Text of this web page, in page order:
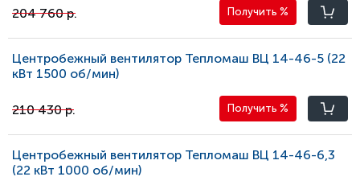
204 760 р. Получить %
Центробежный вентилятор Тепломаш ВЦ 14-46-5 (22
кВт 1500 oб/мин)
210 430 р. Получить %
Центробежный вентилятор Тепломаш ВЦ 14-46-6,3
(22 кВт 1000 oб/мин)